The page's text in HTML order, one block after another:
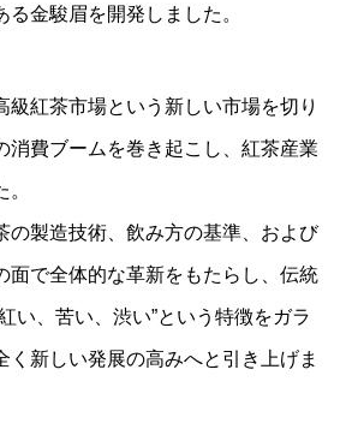
る金駿眉を開発しました。
級紅茶市場という新しい市場を切り
消費ブームを巻き起こし、紅茶産業
の製造技術、飲み方の基準、および
面で全体的な革新をもたらし、伝統
い、苦い、渋い”という特徴をガラ
く新しい発展の高みへと引き上げま